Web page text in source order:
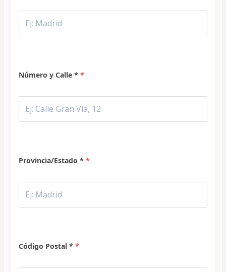
Número y Calle *
Provincia/Estado *
Código Postal *